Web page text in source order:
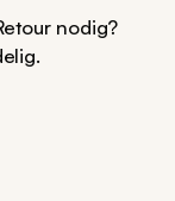
nodig?